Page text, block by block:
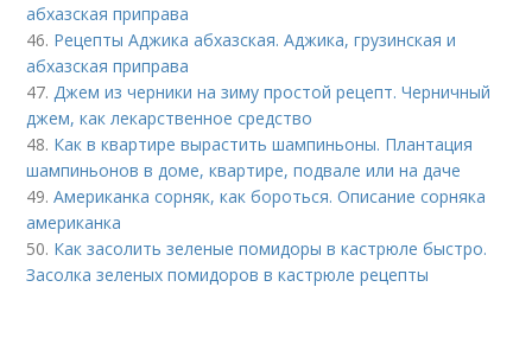
абхазская приправа
46. Рецепты Аджика абхазская. Аджика, грузинская и
абхазская приправа
47.Джем из черники на зиму простой рецепт. Черничный
джем, как лекарственное средство
48. Как в квартире вырастить шампиньоны. Плантация
шампиньонов в доме, квартире, подвале или на даче
49.Американка сорняк, как бороться. Описание сорняка
американка
50. Как засолить зеленые помидоры в кастрюле быстро.
Засолка зеленых помидоров в кастрюле рецепты